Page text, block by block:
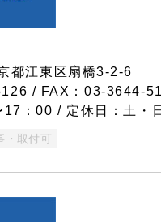
江東区扇橋3-2-6
/ FAX：03-3644-
：00 / 定休日：土・
・取付可